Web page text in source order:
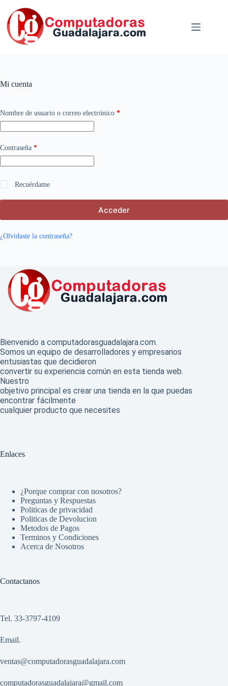
contenido
Mi cuenta
Nombre de usuario o correo electrónico *Obligatorio
Contraseña *Obligatorio
Recuérdame
Acceder
¿Olvidaste la contraseña?
Bienvenido a computadorasguadalajara.com.
Somos un equipo de desarrolladores y empresarios
entusiastas que decidieron
convertir su experiencia común en esta tienda web.
Nuestro
objetivo principal es crear una tienda en la que puedas
encontrar fácilmente
cualquier producto que necesites
Enlaces
¿Porque comprar con nosotros?
Preguntas y Respuestas
Politicas de privacidad
Politicas de Devolucion
Metodos de Pagos
Terminos y Condiciones
Acerca de Nosotros
Contactanos
Tel. 33-3797-4109
Email.
ventas@computadorasguadalajara.com
computadorasguadalajara@gmail.com